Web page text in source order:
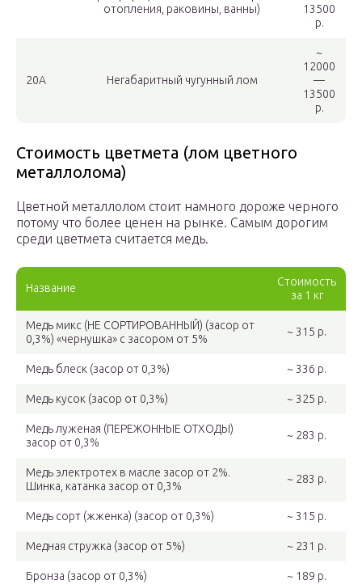
отопления, раковины, ванны)
13500
р.
20А Негабаритный чугунный лом
~
12000
—
13500
р.
Стоимость цветмета (лом цветного
металлолома)
Цветной металлолом стоит намного дороже черного
потому что более ценен на рынке. Самым дорогим
среди цветмета считается медь.
Название
Стоимость
за 1 кг
Медь микс (НЕ СОРТИРОВАННЫЙ) (засор от
0,3%) «чернушка» с засором от 5%
~ 315 р.
Медь блеск (засор от 0,3%) ~ 336 р.
Медь кусок (засор от 0,3%) ~ 325 р.
Медь луженая (ПЕРЕЖОННЫЕ ОТХОДЫ)
засор от 0,3%
~ 283 р.
Медь электротех в масле засор от 2%.
Шинка, катанка засор от 0,3%
~ 283 р.
Медь сорт (жженка) (засор от 0,3%) ~ 315 р.
Медная стружка (засор от 5%) ~ 231 р.
Бронза (засор от 0,3%) ~ 189 р.